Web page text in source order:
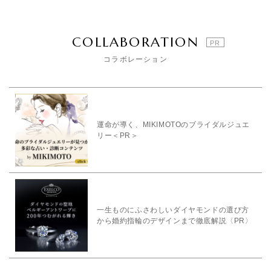
COLLABORATION
コラボレーション
運命が導く、MIKIMOTOのブライダルジュエ
リー＜PR＞
一生ものにふさわしいダイヤモンドの選び方
から婚約指輪のデザインまで徹底解説〈PR〉